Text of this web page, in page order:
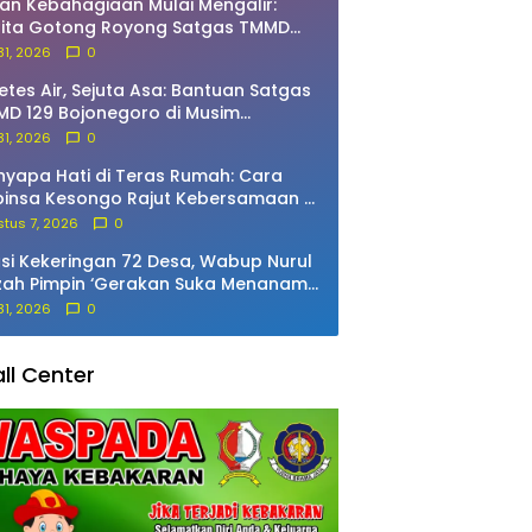
Kebahagiaan Mulai Mengalir:
Gotong Royong Satgas TMMD
Bojonegoro dan Warga Bekatul
2026 0
Air, Sejuta Asa: Bantuan Satgas
129 Bojonegoro di Musim
2026 0
Hati di Teras Rumah: Cara
Kesongo Rajut Kebersamaan di
129 Bojonegoro
7, 2026 0
Kekeringan 72 Desa, Wabup Nurul
Pimpin ‘Gerakan Suka Menanam’
2026 0
Center